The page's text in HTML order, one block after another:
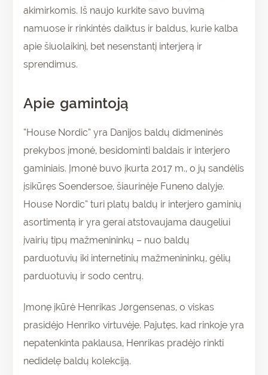
akimirkomis. Iš naujo kurkite savo buvimą
namuose ir rinkintės daiktus ir baldus, kurie kalba
apie šiuolaikinį, bet nesenstantį interjerą ir
sprendimus.
Apie gamintoją
“House Nordic” yra Danijos baldų didmeninės
prekybos įmonė, besidominti baldais ir interjero
gaminiais. Įmonė buvo įkurta 2017 m., o jų sandėlis
įsikūręs Soendersoe, šiaurinėje Funeno dalyje.
House Nordic” turi platų baldų ir interjero gaminių
asortimentą ir yra gerai atstovaujama daugeliui
įvairių tipų mažmenininkų – nuo baldų
parduotuvių iki internetinių mažmenininkų, gėlių
parduotuvių ir sodo centrų.
Įmonę įkūrė Henrikas Jørgensenas, o viskas
prasidėjo Henriko virtuvėje. Pajutęs, kad rinkoje yra
nepatenkinta paklausa, Henrikas pradėjo rinkti
nedidelę baldų kolekciją.